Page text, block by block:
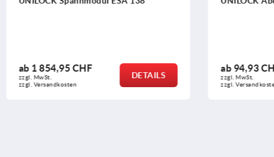
ab94,93 CHF
zzgl. Versandkosten